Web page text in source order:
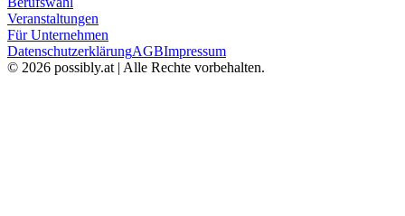
Veranstaltungen
Für Unternehmen
DatenschutzerklärungAGBImpressum
© 2026 possibly.at | Alle Rechte vorbehalten.